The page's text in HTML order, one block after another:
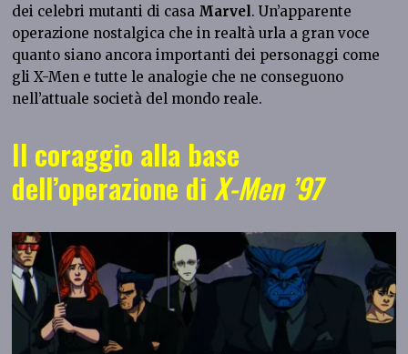
dei celebri mutanti di casa Marvel. Un’apparente
operazione nostalgica che in realtà urla a gran voce
quanto siano ancora importanti dei personaggi come
gli X-Men e tutte le analogie che ne conseguono
nell’attuale società del mondo reale.
Il coraggio alla base
dell’operazione diX-Men ’97